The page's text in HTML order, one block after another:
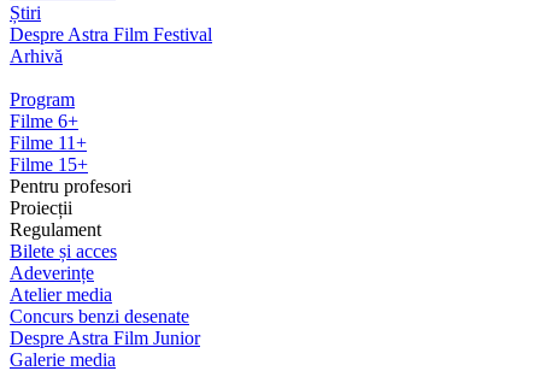
Știri
Despre Astra Film Festival
Arhivă
Program
Filme 6+
Filme 11+
Filme 15+
Pentru profesori
Proiecții
Regulament
Bilete și acces
Adeverințe
Atelier media
Concurs benzi desenate
Despre Astra Film Junior
Galerie media